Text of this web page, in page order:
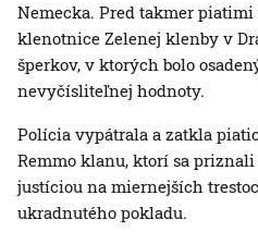
Nemecka. Pred takmer
klenotnice Zelenej klenby v
šperkov, v ktorých bolo
nevyčísliteľnej hodnoty.
Polícia vypátrala a zatkla
Remmo klanu, ktorí sa
justíciou na miernejších
ukradnutého pokladu.